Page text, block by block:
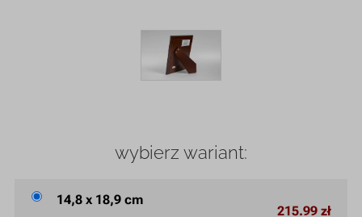
wybierz wariant:
14,8 x 18,9 cm
215.99 zł